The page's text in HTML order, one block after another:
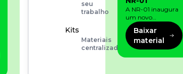
seu
trabalho
rápido
Kits
Materiais
centralizados
A NR-01 inaugura
um novo
momento na
prevenção de riscos:
agora, além dos
fatores físicos e
operacionais, as
Baixar
material